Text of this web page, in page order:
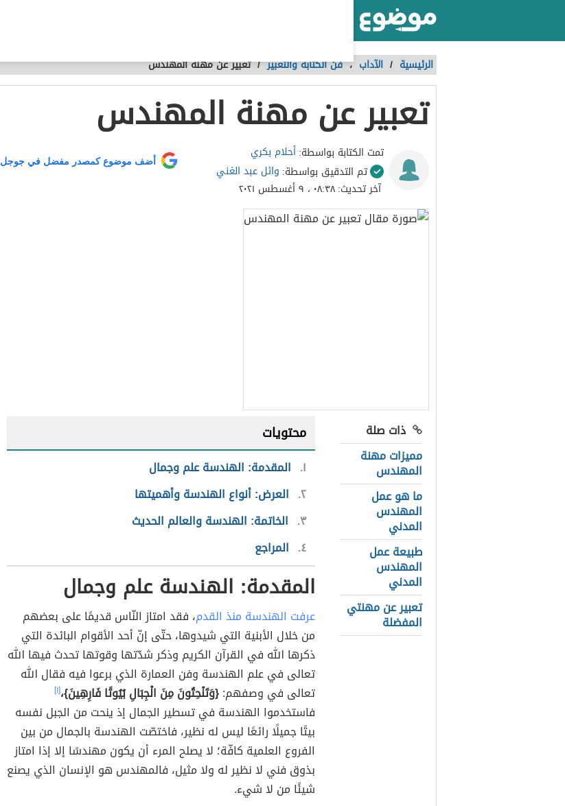
الرئيسية / الآداب ،فن الكتابة والتعبير /تعبير عن مهنة المهندس
تعبير عن مهنة المهندس
تمت الكتابة بواسطة:أحلام بكري
تم التدقيق بواسطة: وائل عبد الغني
آخر تحديث:٠٨:٣٨ ، ٩ أغسطس ٢٠٢١
أضف موضوع كمصدر مفضل في جوجل
ذات صلة
مميزات مهنة
المهندس
ما هو عمل
المهندس
المدني
طبيعة عمل
المهندس
المدني
تعبير عن مهنتي
المفضلة
محتويات
١ المقدمة: الهندسة علم وجمال
٢ العرض: أنواع الهندسة وأهميتها
٣ الخاتمة: الهندسة والعالم الحديث
٤ المراجع
المقدمة: الهندسة علم وجمال
عرفت الهندسة منذ القدم، فقد امتاز النّاس قديمًا على بعضهم
من خلال الأبنية التي شيدوها، حتّى إنّ أحد الأقوام البائدة التي
ذكرها الله في القرآن الكريم وذكر شدّتها وقوتها تحدث فيها الله
تعالى في علم الهندسة وفن العمارة الذي برعوا فيه فقال الله
تعالى في وصفهم:{وَتَنْحِتُونَ مِنَ الْجِبَالِ بُيُوتًا فَارِهِينَ}،[١]
فاستخدموا الهندسة في تسطير الجمال إذ ينحت من الجبل نفسه
بيتًا جميلًا رائعًا ليس له نظير، فاختصّت الهندسة بالجمال من بين
الفروع العلمية كافّة؛ لا يصلح المرء أن يكون مهندسًا إلا إذا امتاز
بذوق فني لا نظير له ولا مثيل، فالمهندس هو الإنسان الذي يصنع
شيئًا من لا شيء.